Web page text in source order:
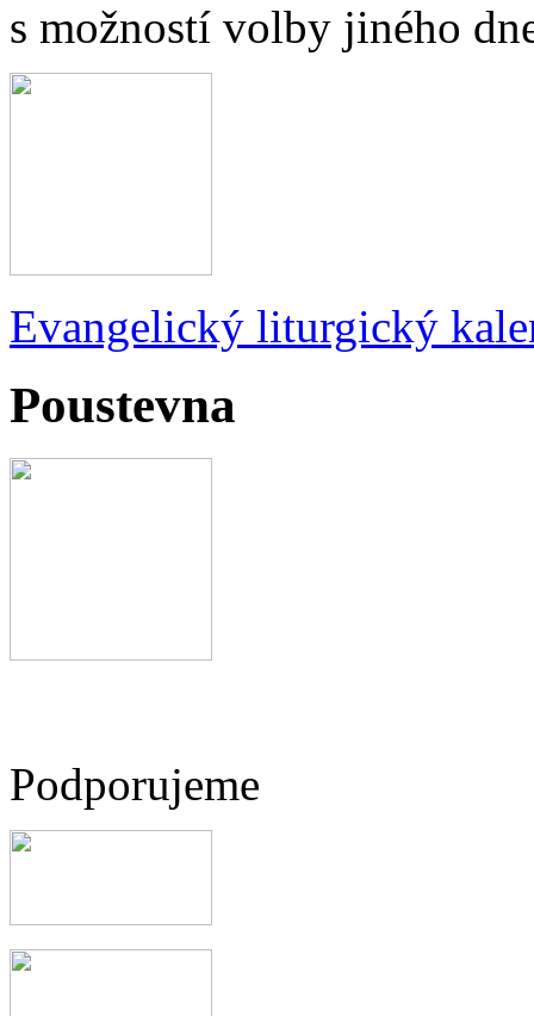
s možností volby jiného
Evangelický liturgický
Poustevna
Podporujeme